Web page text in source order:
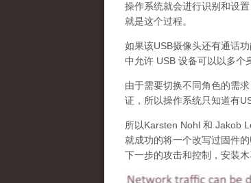
操作系统就会进行识别和设
就是这个过程。
如果该USB摄像头还有通话
中允许 USB 设备可以以多个
由于需要切换不同角色的需
证，所以操作系统只知道有
所以Karsten Nohl 和 Jakob
就成功的将一个改写过固件
下一步的攻击和控制，安装木